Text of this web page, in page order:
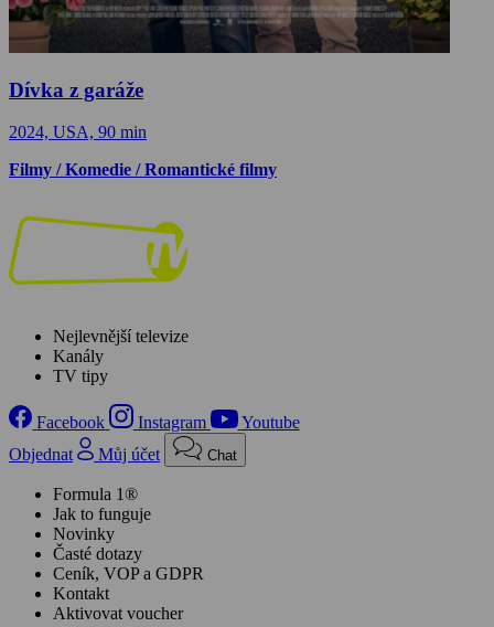
Dívka z garáže
2024, USA, 90 min
Filmy / Komedie / Romantické filmy
Nejlevnější televize
Kanály
TV tipy
Facebook Instagram
Youtube
Objednat
Můj účet Chat
Formula 1®
Jak to funguje
Novinky
Časté dotazy
Ceník, VOP a GDPR
Kontakt
Aktivovat voucher